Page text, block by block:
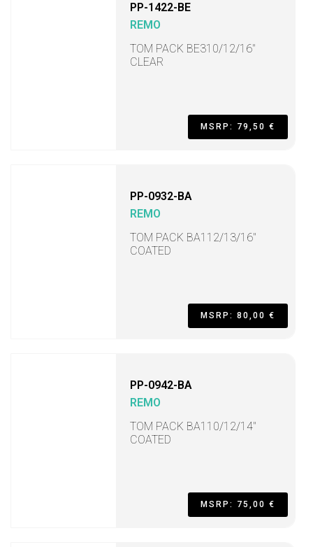
PP-1422-BE
REMO
TOM PACK BE310/12/16"
CLEAR
MSRP: 79,50 €
PP-0932-BA
REMO
TOM PACK BA112/13/16"
COATED
MSRP: 80,00 €
PP-0942-BA
REMO
TOM PACK BA110/12/14"
COATED
MSRP: 75,00 €